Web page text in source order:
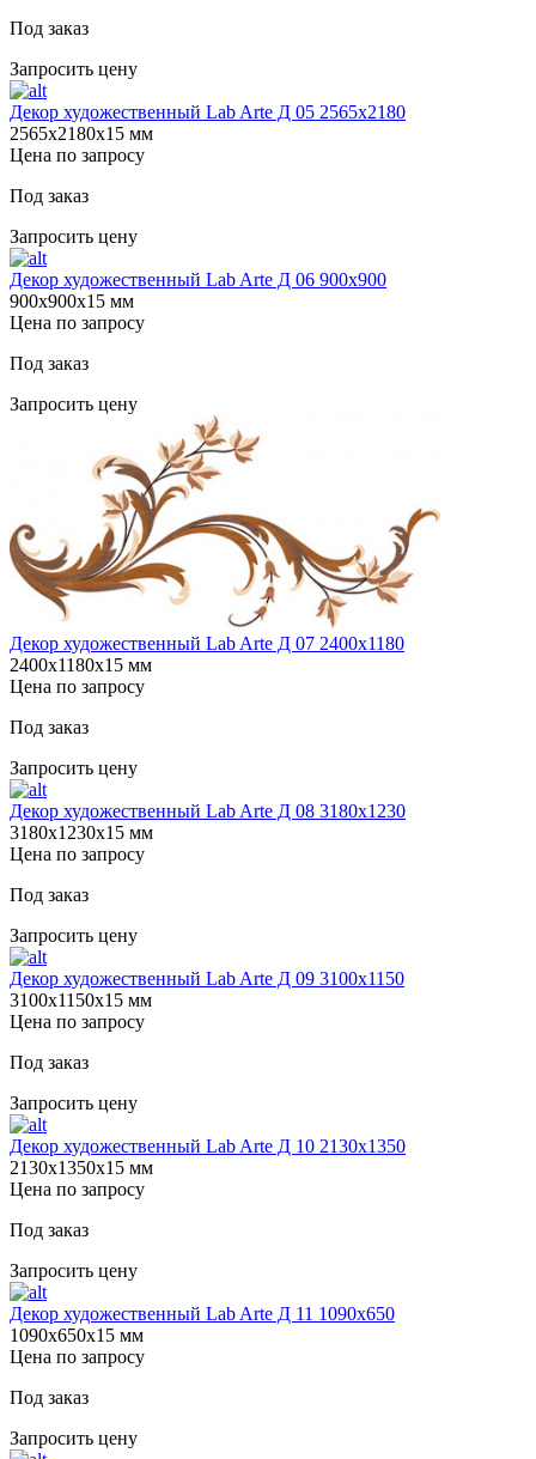
Под заказ
Запросить цену
Декор художественный Lab Arte Д 05 2565х2180
2565х2180х15 мм
Цена по запросу
Под заказ
Запросить цену
Декор художественный Lab Arte Д 06 900х900
900х900х15 мм
Цена по запросу
Под заказ
Запросить цену
Декор художественный Lab Arte Д 07 2400х1180
2400х1180х15 мм
Цена по запросу
Под заказ
Запросить цену
Декор художественный Lab Arte Д 08 3180х1230
3180х1230х15 мм
Цена по запросу
Под заказ
Запросить цену
Декор художественный Lab Arte Д 09 3100х1150
3100х1150х15 мм
Цена по запросу
Под заказ
Запросить цену
Декор художественный Lab Arte Д 10 2130х1350
2130х1350х15 мм
Цена по запросу
Под заказ
Запросить цену
Декор художественный Lab Arte Д 11 1090х650
1090х650х15 мм
Цена по запросу
Под заказ
Запросить цену